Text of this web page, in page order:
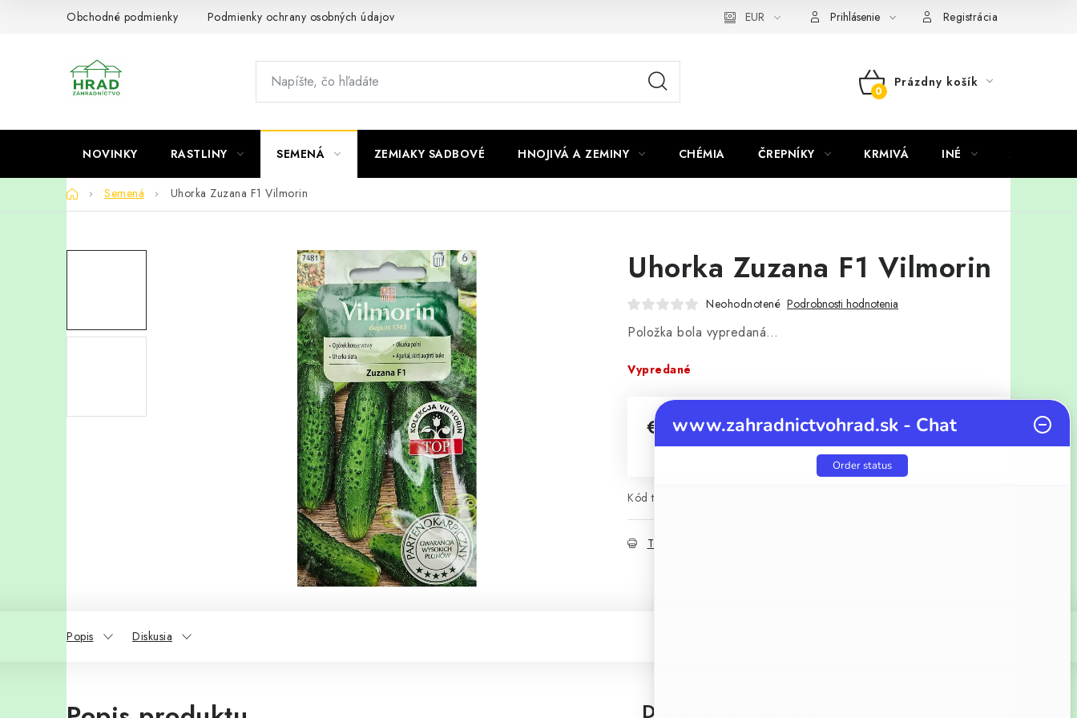
Obchodné podmienky Podmienky ochrany osobných údajov EUR Prihlásenie Registrácia
NÁKUPNÝ
KOŠÍK
Prázdny košík
NOVINKY RASTLINY SEMENÁ ZEMIAKY SADBOVÉ HNOJIVÁ A ZEMINY CHÉMIA ČREPNÍKY KRMIVÁ INÉ
DomovSemená Uhorka Zuzana F1 Vilmorin
Uhorka Zuzana F1 Vilmorin
Neohodnotené Podrobnosti hodnotenia
Položka bola vypredaná…
Vypredané
€2,75
Jednotková cena:
Kód tovaru:
Tlač
Popis Diskusia
Dodatočné parametre
www.zahradnictvohrad.sk - Chat
Order status